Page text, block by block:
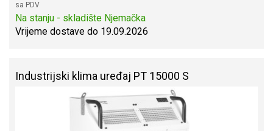
sa PDV
Na stanju - skladište Njemačka
Vrijeme dostave do 19.09.2026
Industrijski klima uređaj PT 15000 S